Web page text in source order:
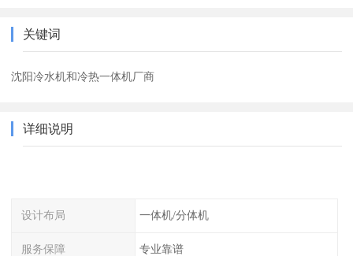
关键词
沈阳冷水机和冷热一体机厂商
详细说明
设计布局 一体机/分体机
服务保障 专业靠谱